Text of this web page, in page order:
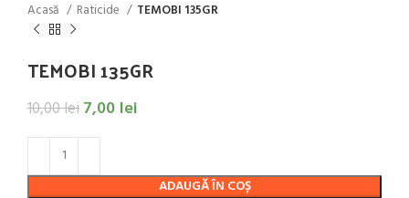
Acasă Raticide TEMOBI 135GR
TEMOBI 135GR
10,00lei7,00 lei
ADAUGĂ ÎN COȘ